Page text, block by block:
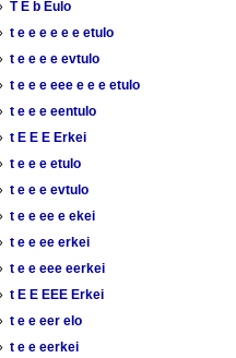
T E b Eulo
t e e e e e e etulo
t e e e e evtulo
t e e e eee e e e etulo
t e e e eentulo
t E E E Erkei
t e e e etulo
t e e e evtulo
t e e ee e ekei
t e e ee erkei
t e e eee eerkei
t E E EEE Erkei
t e e eer elo
t e e eerkei